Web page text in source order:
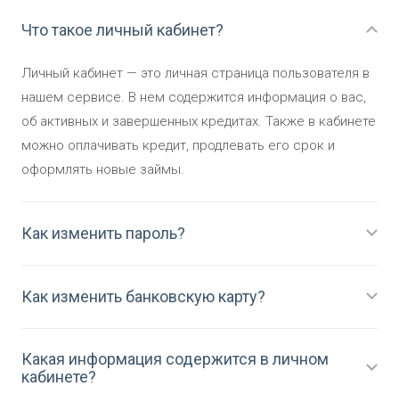
Что такое личный кабинет?
Личный кабинет — это личная страница пользователя в
нашем сервисе. В нем содержится информация о вас,
об активных и завершенных кредитах. Также в кабинете
можно оплачивать кредит, продлевать его срок и
оформлять новые займы.
Как изменить пароль?
Как изменить банковскую карту?
Какая информация содержится в личном
кабинете?